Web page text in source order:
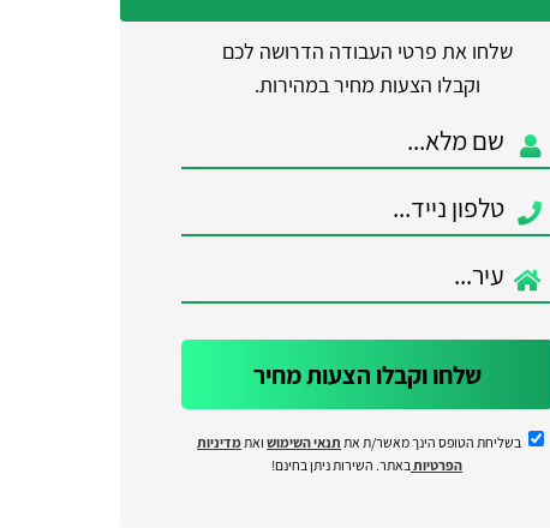
שלחו את פרטי העבודה הדרושה לכם
וקבלו הצעות מחיר במהירות.
שלחו וקבלו הצעות מחיר
בשליחת הטופס הינך מאשר/ת את תנאי השימושואתמדיניות
הפרטיותבאתר. השירות ניתן בחינם!